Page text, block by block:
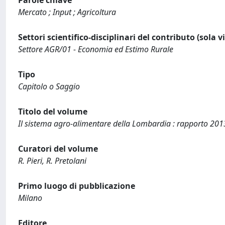
Mercato ; Input ; Agricoltura
Settori scientifico-disciplinari del contributo (sola
Settore AGR/01 - Economia ed Estimo Rurale
Tipo
Capitolo o Saggio
Titolo del volume
Il sistema agro-alimentare della Lombardia : rapporto
Curatori del volume
R. Pieri, R. Pretolani
Primo luogo di pubblicazione
Milano